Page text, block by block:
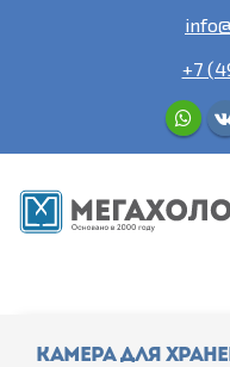
+7
Камера для